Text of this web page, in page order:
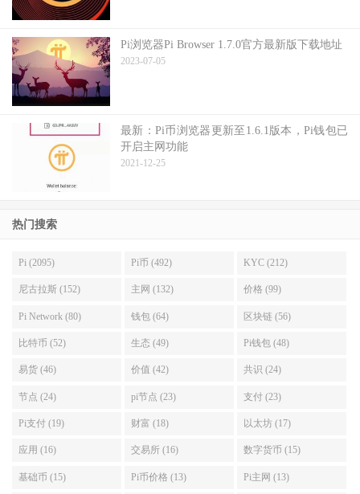
Pi浏览器Pi Browser 1.7.0官方最新版下载地址
2023-07-05
最新：Pi币浏览器更新至1.6.1版本，Pi钱包已
开启主网功能
2021-12-25
热门搜索
Pi (2095) Pi币 (492) KYC (212)
尼古拉斯 (152) 主网 (132) 价格 (99)
Pi Network (80) 钱包 (64) 区块链 (56)
比特币 (52) 生态 (49) Pi钱包 (48)
易货 (46) 价值 (42) 共识 (24)
节点 (24) pi节点 (23) 支付 (23)
Pi支付 (19) 财富 (18) 以太坊 (17)
应用 (16) 交易所 (16) 数字货币 (15)
基础币 (15) Pi币价格 (13) Pi主网 (13)